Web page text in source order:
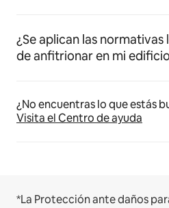
¿Se aplican las normativas
de anfitrionar en mi
¿No encuentras lo que estás
Visita el Centro de ayuda
*La Protección ante daños